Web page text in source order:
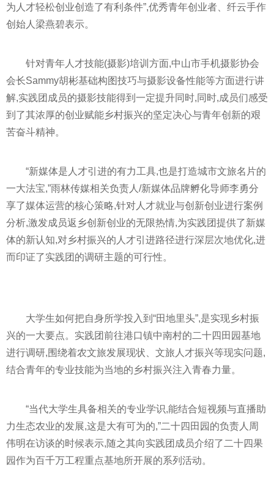
为人才轻松创业创造了有利条件”,优秀青年创业者、纤云手作
创始人梁燕碧表示。
针对青年人才技能(摄影)培训方面,中山市手机摄影协会
会长Sammy胡彬基础构图技巧与摄影设备性能等方面进行讲
解,实践团成员的摄影技能得到一定提升同时,同时,成员们感受
到了其浓厚的创业赋能乡村振兴的坚定决心与青年创新的艰
苦奋斗精神。
“新媒体是人才引进的有力工具,也是打造城市文旅名片的
一大法宝,”雨林传媒相关负责人/新媒体品牌孵化导师李勇分
享了媒体运营的核心策略,针对人才就业与创新创业进行案例
分析,激发成员返乡创新创业的无限热情,为实践团提供了新媒
体的新认知,对乡村振兴的人才引进路径进行深层次地优化,进
而印证了实践团的调研主题的可行性。
大学生如何把自身所学投入到“田地里头”,是实现乡村振
兴的一大要点。实践团前往港口镇中南村的二十四田园基地
进行调研,围绕着农文旅发展现状、文旅人才振兴等现实问题,
结合青年的专业技能为当地的乡村振兴注入青春力量。
“当代大学生具备相关的专业学识,能结合短视频与直播助
力生态农业的发展,这是大有可为的,”二十四田园的负责人周
伟明在访谈的时候表示,随之其向实践团成员介绍了二十四果
园作为百千万工程重点基地所开展的系列活动。